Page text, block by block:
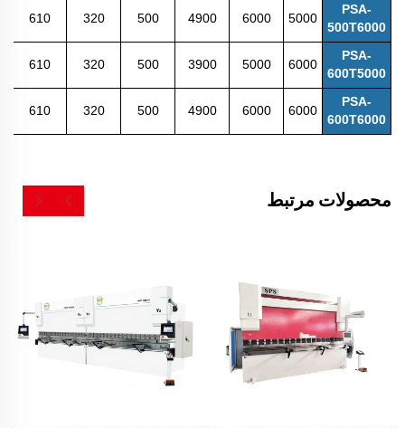
PSA-
500T6000
5000
6000
4900
500
320
610
PSA-
600T5000
6000
5000
3900
500
320
610
PSA-
600T6000
6000
6000
4900
500
320
610
محصولات مرتبط